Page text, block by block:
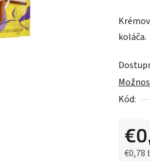
je
0,0
5
koláča.
Kód:
€0,78